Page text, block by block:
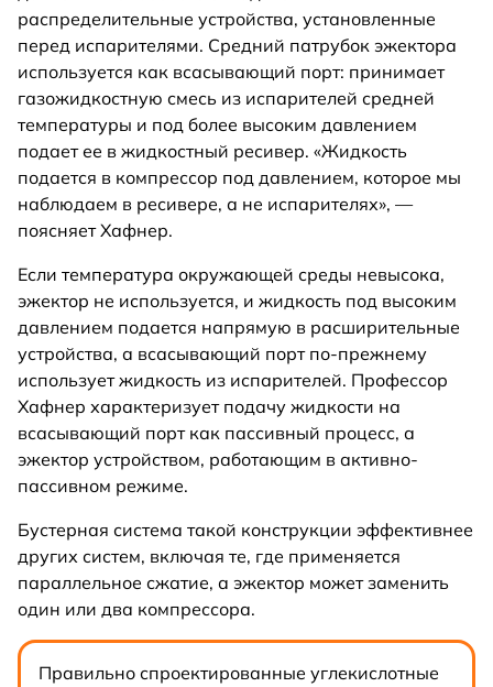
распределительные устройства, установленные
перед испарителями. Средний патрубок эжектора
используется как всасывающий порт: принимает
газожидкостную смесь из испарителей средней
температуры и под более высоким давлением
подает ее в жидкостный ресивер. «Жидкость
подается в компрессор под давлением, которое мы
наблюдаем в ресивере, а не испарителях», —
поясняет Хафнер.
Если температура окружающей среды невысока,
эжектор не используется, и жидкость под высоким
давлением подается напрямую в расширительные
устройства, а всасывающий порт по-прежнему
использует жидкость из испарителей. Профессор
Хафнер характеризует подачу жидкости на
всасывающий порт как пассивный процесс, а
эжектор устройством, работающим в активно-
пассивном режиме.
Бустерная система такой конструкции эффективнее
других систем, включая те, где применяется
параллельное сжатие, а эжектор может заменить
один или два компрессора.
Правильно спроектированные углекислотные